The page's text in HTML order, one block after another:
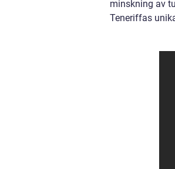
minskning av
Teneriffas